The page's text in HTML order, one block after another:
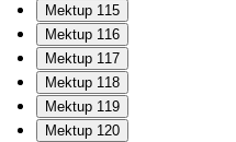
Mektup 115
Mektup 116
Mektup 117
Mektup 118
Mektup 119
Mektup 120